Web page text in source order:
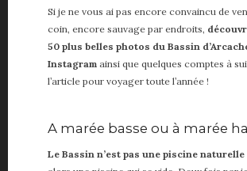
Si je ne vous ai pas encore convaincu de
coin, encore sauvage par endroits,
50 plus belles photos du Bassin
Instagram ainsi que quelques comptes à
l’article pour voyager toute l’année !
A marée basse ou à marée
Le Bassin n’est pas une piscine